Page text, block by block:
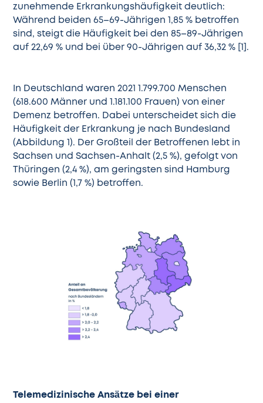
zunehmende Erkrankungshäufigkeit deutlich:
Während beiden 65–69-Jährigen 1,85 % betroffen
sind, steigt die Häufigkeit bei den 85–89-Jährigen
auf 22,69 % und bei über 90-Jährigen auf 36,32 % [1].
In Deutschland waren 2021 1.799.700 Menschen
(618.600 Männer und 1.181.100 Frauen) von einer
Demenz betroffen. Dabei unterscheidet sich die
Häufigkeit der Erkrankung je nach Bundesland
(Abbildung 1). Der Großteil der Betroffenen lebt in
Sachsen und Sachsen-Anhalt (2,5 %), gefolgt von
Thüringen (2,4 %), am geringsten sind Hamburg
sowie Berlin (1,7 %) betroffen.
Telemedizinische Ansätze bei einer